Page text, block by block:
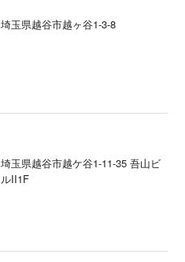
埼玉県越谷市越ヶ谷1-3-8
埼玉県越谷市越ケ谷1-11-35 吾山ビ
ルII1F